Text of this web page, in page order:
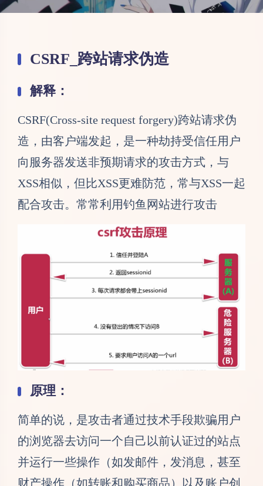
CSRF_跨站请求伪造
解释：
CSRF(Cross-site request forgery)跨站请求伪
造，由客户端发起，是一种劫持受信任用户
向服务器发送非预期请求的攻击方式，与
XSS相似，但比XSS更难防范，常与XSS一起
配合攻击。常常利用钓鱼网站进行攻击
原理：
简单的说，是攻击者通过技术手段欺骗用户
的浏览器去访问一个自己以前认证过的站点
并运行一些操作（如发邮件，发消息，甚至
财产操作（如转账和购买商品）以及账户创